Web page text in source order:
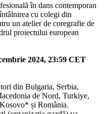
în dans contemporan
cu colegi din
un atelier de coregrafie de
proiectului european
2024, 23:59 CET
din Bulgaria, Serbia,
de Nord, Turkiye,
și România.